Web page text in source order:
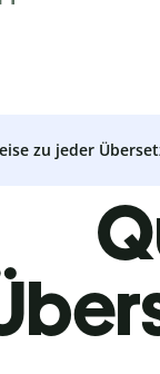
zu jeder